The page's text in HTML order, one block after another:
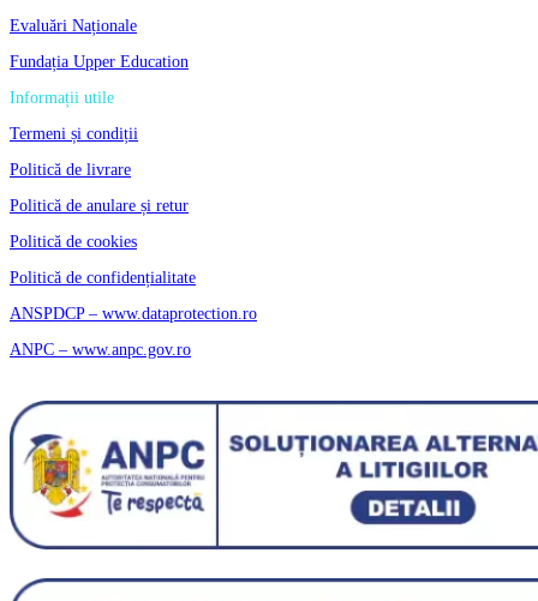
Evaluări Naționale
Fundația Upper Education
Informații utile
Termeni și condiții
Politică de livrare
Politică de anulare și retur
Politică de cookies
Politică de confidențialitate
ANSPDCP – www.dataprotection.ro
ANPC – www.anpc.gov.ro